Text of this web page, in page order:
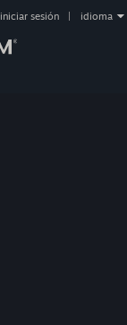
iniciar sesión idioma